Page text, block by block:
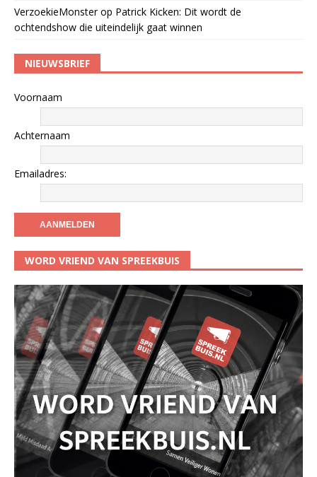
VerzoekieMonsterop Patrick Kicken: Dit wordt de
ochtendshow die uiteindelijk gaat winnen
NIEUWSBRIEF
Voornaam
Achternaam
Emailadres:
WORD VRIEND VAN SPREEKBUIS